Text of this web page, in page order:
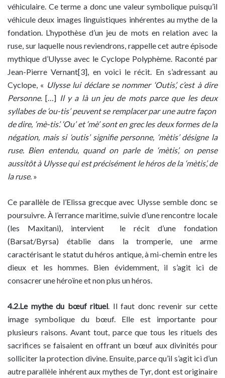
véhiculaire. Ce terme a donc une valeur symbolique puisqu’il
véhicule deux images linguistiques inhérentes au mythe de la
fondation. L’hypothèse d’un jeu de mots en relation avec la
ruse, sur laquelle nous reviendrons, rappelle cet autre épisode
mythique d’Ulysse avec le Cyclope Polyphème. Raconté par
Jean-Pierre Vernant[3], en voici le récit. En s’adressant au
Cyclope, « Ulysse lui déclare se nommer ‘Outis’, c’est à dire
Personne. […] Il y a là un jeu de mots parce que les deux
syllabes de ‘ou-tis’ peuvent se remplacer par une autre façon
de dire, ‘mè-tis’. ‘Ou’ et ‘mè’ sont en grec les deux formes de la
négation, mais si ‘outis’ signifie personne, ‘mètis’ désigne la
ruse. Bien entendu, quand on parle de ‘mètis’, on pense
aussitôt à Ulysse qui est précisément le héros de la ‘mètis’, de
la ruse. »
Ce parallèle de l’Elissa grecque avec Ulysse semble donc se
poursuivre. À l’errance maritime, suivie d’une rencontre locale
(les Maxitani), intervient le récit d’une fondation
(Barsat/Byrsa) établie dans la tromperie, une arme
caractérisant le statut du héros antique, à mi-chemin entre les
dieux et les hommes. Bien évidemment, il s’agit ici de
consacrer une héroïne et non plus un héros.
4.2.Le mythe du bœuf rituel. Il faut donc revenir sur cette
image symbolique du bœuf. Elle est importante pour
plusieurs raisons. Avant tout, parce que tous les rituels des
sacrifices se faisaient en offrant un bœuf aux divinités pour
solliciter la protection divine. Ensuite, parce qu’il s’agit ici d’un
autre parallèle inhérent aux mythes de Tyr, dont est originaire